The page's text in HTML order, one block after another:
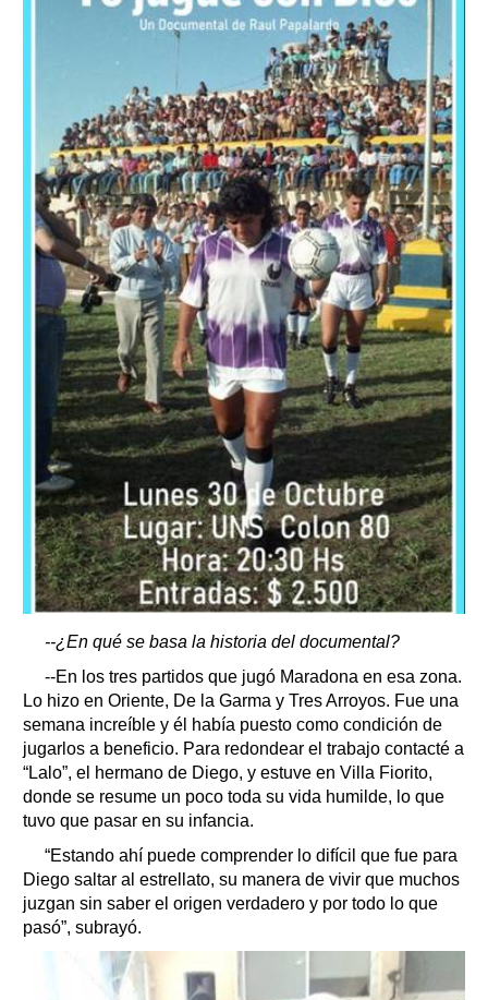
--¿En qué se basa la historia del documental?
--En los tres partidos que jugó Maradona en esa zona.
Lo hizo en Oriente, De la Garma y Tres Arroyos. Fue una
semana increíble y él había puesto como condición de
jugarlos a beneficio. Para redondear el trabajo contacté a
“Lalo”, el hermano de Diego, y estuve en Villa Fiorito,
donde se resume un poco toda su vida humilde, lo que
tuvo que pasar en su infancia.
“Estando ahí puede comprender lo difícil que fue para
Diego saltar al estrellato, su manera de vivir que muchos
juzgan sin saber el origen verdadero y por todo lo que
pasó”, subrayó.